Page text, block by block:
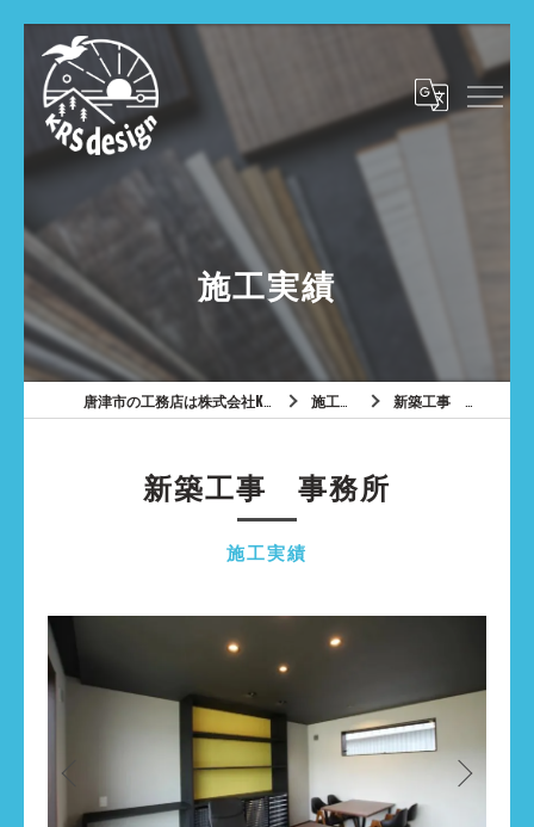
施工実績
施工実績 新築工事 事務所
施工実績
新築工事 事務所